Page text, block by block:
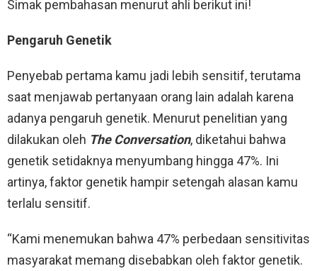
Simak pembahasan menurut ahli berikut ini!
Pengaruh Genetik
Penyebab pertama kamu jadi lebih sensitif, terutama
saat menjawab pertanyaan orang lain adalah karena
adanya pengaruh genetik. Menurut penelitian yang
dilakukan oleh The Conversation, diketahui bahwa
genetik setidaknya menyumbang hingga 47%. Ini
artinya, faktor genetik hampir setengah alasan kamu
terlalu sensitif.
“Kami menemukan bahwa 47% perbedaan sensitivitas
masyarakat memang disebabkan oleh faktor genetik.